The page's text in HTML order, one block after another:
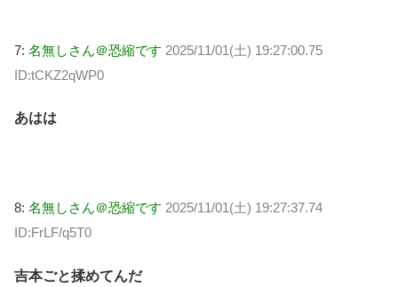
7: 名無しさん＠恐縮です 2025/11/01(土) 19:27:00.75
ID:tCKZ2qWP0
あはは
8: 名無しさん＠恐縮です 2025/11/01(土) 19:27:37.74
ID:FrLF/q5T0
吉本ごと揉めてんだ